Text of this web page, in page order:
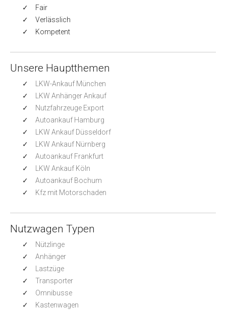
Fair
Verlässlich
Kompetent
Unsere Hauptthemen
LKW-Ankauf München
LKW Anhänger Ankauf
Nutzfahrzeuge Export
Autoankauf Hamburg
LKW Ankauf Düsseldorf
LKW Ankauf Nürnberg
Autoankauf Frankfurt
LKW Ankauf Köln
Autoankauf Bochum
Kfz mit Motorschaden
Nutzwagen Typen
Nützlinge
Anhänger
Lastzüge
Transporter
Omnibusse
Kastenwagen